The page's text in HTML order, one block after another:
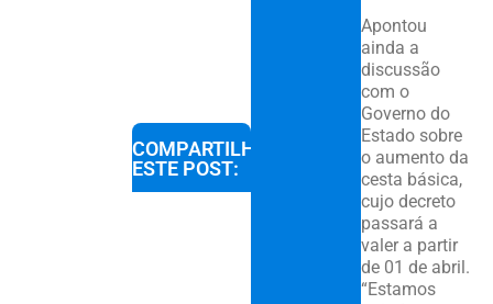
COMPARTILHE
ESTE POST:
Apontou
ainda a
discussão
com o
Governo do
Estado sobre
o aumento da
cesta básica,
cujo decreto
passará a
valer a partir
de 01 de abril.
“Estamos